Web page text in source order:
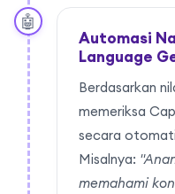
🤖
Automasi
Language
Berdasarkan
memeriksa
secara
Misalnya:
memahami